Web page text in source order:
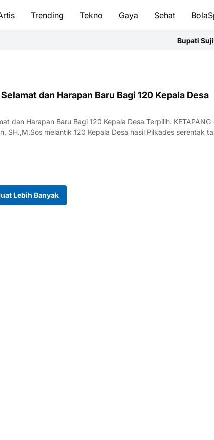
Trending Tekno Gaya Sehat
Bupati
dan Harapan Baru Bagi 120 Kepala Desa
dan Harapan Baru Bagi 120 Kepala Desa Terpilih. KETAPANG - Bupati
SH.,M.Sos melantik 120 Kepala Desa hasil Pilkades serentak
Lebih Banyak